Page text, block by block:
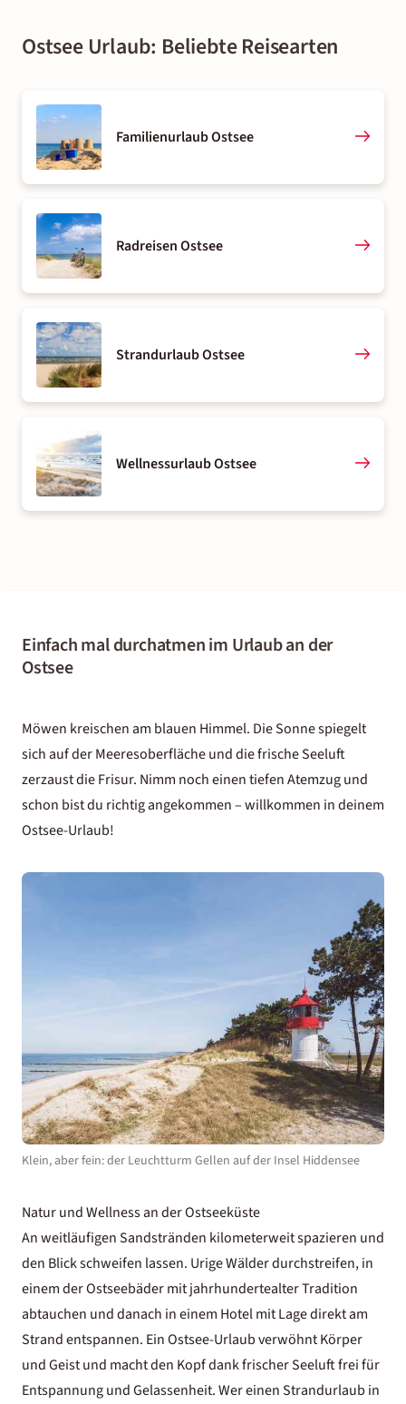
Ostsee Urlaub: Beliebte Reisearten
Familienurlaub Ostsee
Radreisen Ostsee
Strandurlaub Ostsee
Wellnessurlaub Ostsee
Einfach mal durchatmen im Urlaub an der
Ostsee
Möwen kreischen am blauen Himmel. Die Sonne spiegelt
sich auf der Meeresoberfläche und die frische Seeluft
zerzaust die Frisur. Nimm noch einen tiefen Atemzug und
schon bist du richtig angekommen – willkommen in deinem
Ostsee-Urlaub!
Klein, aber fein: der Leuchtturm Gellen auf der Insel Hiddensee
Natur und Wellness an der Ostseeküste
An weitläufigen Sandstränden kilometerweit spazieren und
den Blick schweifen lassen. Urige Wälder durchstreifen, in
einem der Ostseebäder mit jahrhundertealter Tradition
abtauchen und danach in einem Hotel mit Lage direkt am
Strand entspannen. Ein Ostsee-Urlaub verwöhnt Körper
und Geist und macht den Kopf dank frischer Seeluft frei für
Entspannung und Gelassenheit. Wer einenStrandurlaub in